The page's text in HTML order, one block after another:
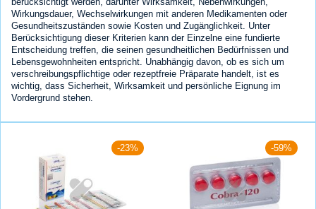
Wirkungsdauer, Wechselwirkungen mit anderen Medikamenten oder
Gesundheitszuständen sowie Kosten und Zugänglichkeit. Unter
Berücksichtigung dieser Kriterien kann der Einzelne eine fundierte
Entscheidung treffen, die seinen gesundheitlichen Bedürfnissen und
Lebensgewohnheiten entspricht. Unabhängig davon, ob es sich um
verschreibungspflichtige oder rezeptfreie Präparate handelt, ist es
wichtig, dass Sicherheit, Wirksamkeit und persönliche Eignung im
Vordergrund stehen.
-23% -59%